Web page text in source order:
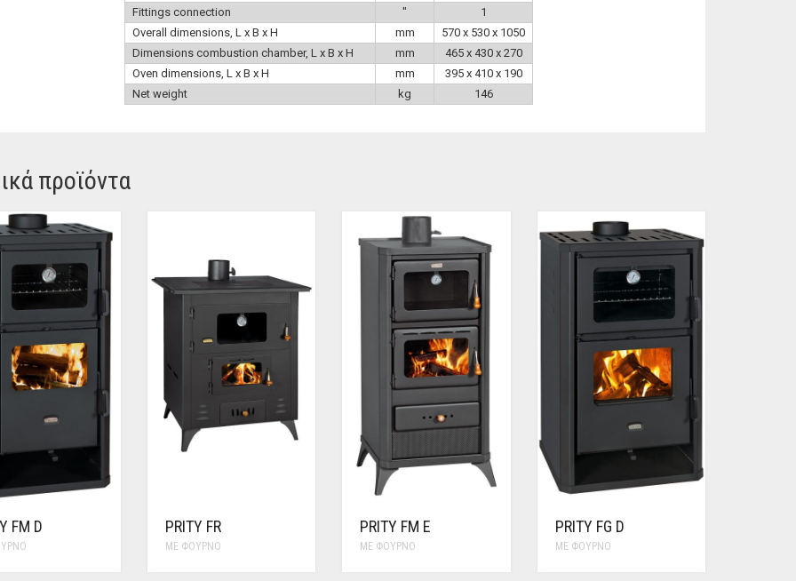
Fittings connection
″
1
Overall dimensions, L x B x H
mm
570 x 530 x 1050
Dimensions combustion chamber, L x B x H
mm
465 x 430 x 270
Oven dimensions, L x B x H
mm
395 x 410 x 190
Net weight
kg 146
προϊόντα
FM D PRITY FR
ΜΕ ΦΟΎΡΝΟ
PRITY FM E
ΜΕ ΦΟΎΡΝΟ
PRITY FG D
ΜΕ ΦΟΎΡΝΟ